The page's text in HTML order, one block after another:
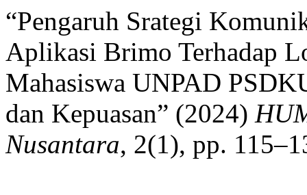
“Pengaruh Srategi
Aplikasi Brimo Terhadap
Mahasiswa UNPAD
dan Kepuasan” (2024)
Nusantara, 2(1), pp.